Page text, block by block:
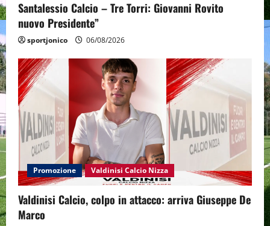
Santalessio Calcio – Tre Torri: Giovanni Rovito
nuovo Presidente”
sportjonico 06/08/2026
Promozione Valdinisi Calcio Nizza
Valdinisi Calcio, colpo in attacco: arriva Giuseppe De
Marco